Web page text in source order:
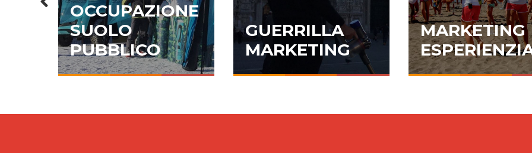
OCCUPAZIONE
SUOLO
PUBBLICO
GUERRILLA
MARKETING
MARKETING